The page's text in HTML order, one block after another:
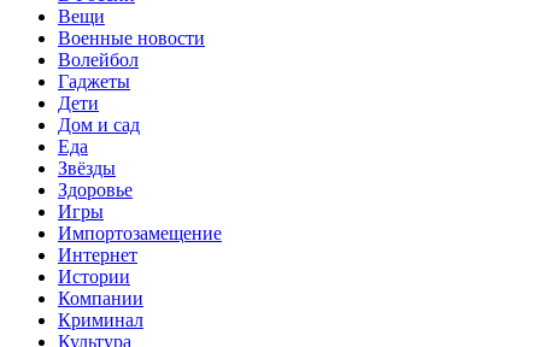
Вещи
Военные новости
Волейбол
Гаджеты
Дети
Дом и сад
Еда
Звёзды
Здоровье
Игры
Импортозамещение
Интернет
Истории
Компании
Криминал
Культура